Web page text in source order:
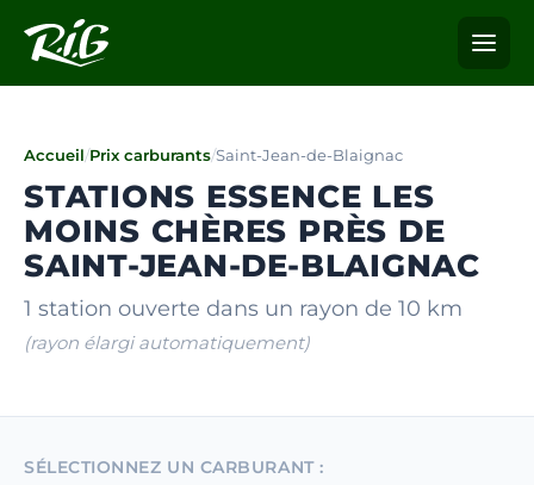
Accueil/Prix carburants/Saint-Jean-de-Blaignac
STATIONS ESSENCE LES
MOINS CHÈRES PRÈS DE
SAINT-JEAN-DE-BLAIGNAC
1 station ouverte dans un rayon de 10 km
(rayon élargi automatiquement)
SÉLECTIONNEZ UN CARBURANT :